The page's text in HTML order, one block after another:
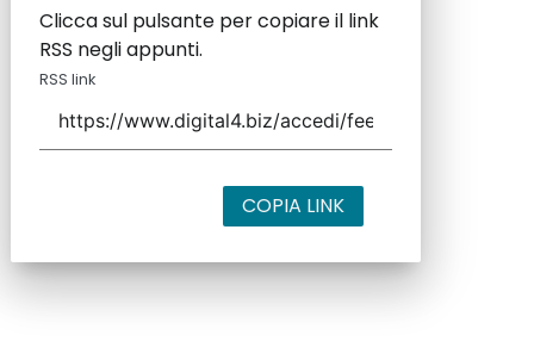
Clicca sul pulsante per copiare il link
RSS negli appunti.
RSS link
COPIA LINK